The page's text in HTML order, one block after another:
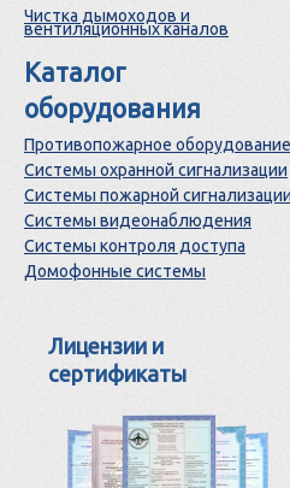
Чистка дымоходов и
вентиляционных каналов
Каталог
оборудования
Противопожарное оборудование
Системы охранной сигнализации
Системы пожарной
Системы видеонаблюдения
Системы контроля доступа
Домофонные системы
Лицензии и
сертификаты